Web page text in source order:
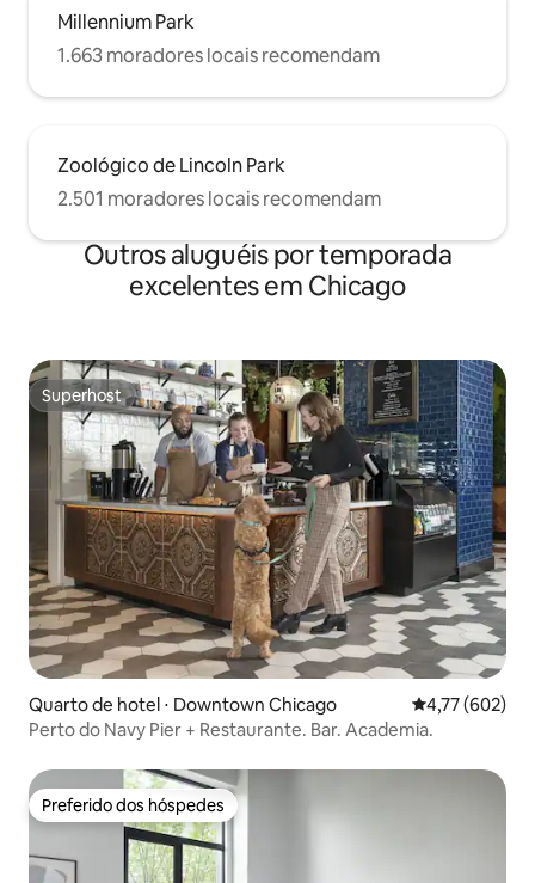
Millennium Park
1.663 moradores locais recomendam
Zoológico de Lincoln Park
2.501 moradores locais recomendam
Outros aluguéis por temporada
excelentes em Chicago
Superhost
Superhost
Quarto de hotel ⋅ Downtown Chicago 4,77 de uma
4,77 (602)
Perto do Navy Pier + Restaurante. Bar. Academia.
Preferido dos hóspedes
Preferido dos hóspedes